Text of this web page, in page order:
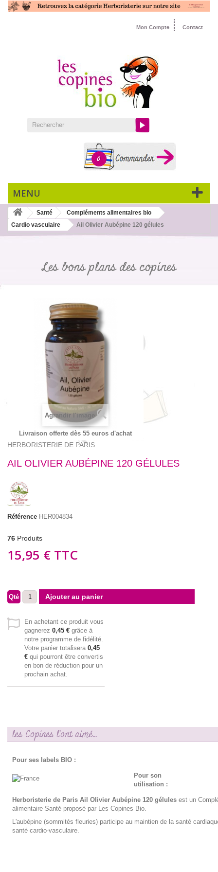
Contact
Mon Compte
0
MENU
Santé
Compléments alimentaires bio
Cardio vasculaire
Ail Olivier Aubépine 120 gélules
Les bons plans des copines
Agrandir l'image
Livraison offerte dès 55 euros d'achat
HERBORISTERIE DE PARIS
AIL OLIVIER AUBÉPINE 120 GÉLULES
Référence HER004834
76 Produits
15,95 € TTC
Qté Ajouter au panier
En achetant ce produit vous
gagnerez 0,45 € grâce à
notre programme de fidélité.
Votre panier totalisera 0,45
€ qui pourront être convertis
en bon de réduction pour un
prochain achat.
les Copines l'ont aimé...
Pour ses labels BIO :
Pour son
utilisation :
Herboristerie de Paris Ail Olivier Aubépine 120 gélules est un
alimentaire Santé proposé par Les Copines Bio.
L'aubépine (sommités fleuries) participe au maintien de la santé
santé cardio-vasculaire.